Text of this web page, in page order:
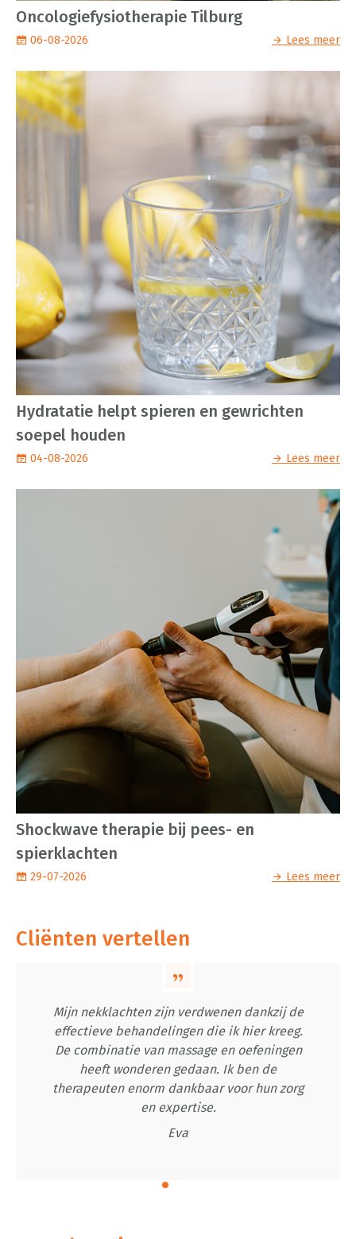
Oncologiefysiotherapie Tilburg
06-08-2026 Lees meer
Hydratatie helpt spieren en gewrichten
soepel houden
04-08-2026 Lees meer
Shockwave therapie bij pees- en
spierklachten
29-07-2026 Lees meer
Cliënten vertellen
Mijn nekklachten zijn verdwenen dankzij de
effectieve behandelingen die ik hier kreeg.
De combinatie van massage en oefeningen
heeft wonderen gedaan. Ik ben de
therapeuten enorm dankbaar voor hun zorg
en expertise.
Eva